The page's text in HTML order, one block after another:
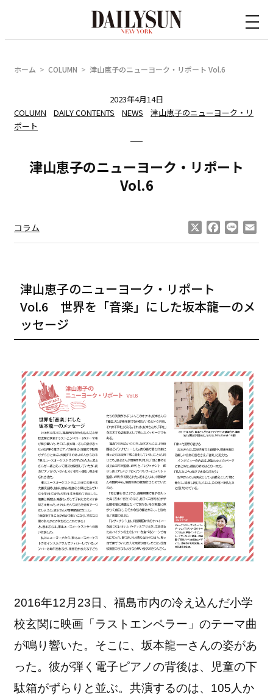
ホーム COLUMN 津山恵子のニューヨーク・リポート Vol.6
2023年4月14日
COLUMN
DAILY CONTENTS NEWS
津山恵子のニューヨーク・リ
ポート
津山恵子のニューヨーク・リポート
Vol.6
コラム Facebook
Line
津山恵子のニューヨーク・リポート
Vol.6 世界を「音楽」にした坂本龍一のメ
ッセージ
2016年12月23日、福島市内の冷え込んだ小学
校玄関に映画「ラストエンペラー」のテーマ曲
が鳴り響いた。そこに、坂本龍一さんの姿があ
った。彼が弾く電子ピアノの背後は、児童の下
駄箱がずらりと並ぶ。共演するのは、105人か